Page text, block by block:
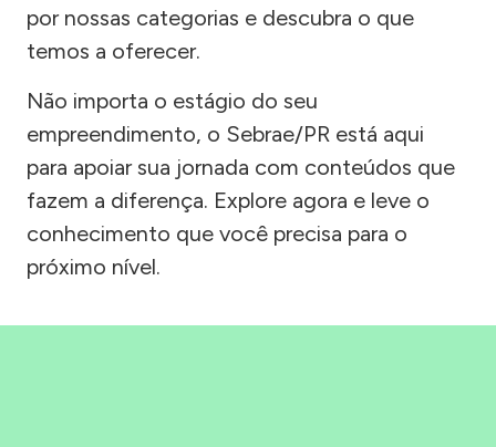
por nossas categorias e descubra o que
temos a oferecer.
Não importa o estágio do seu
empreendimento, o Sebrae/PR está aqui
para apoiar sua jornada com conteúdos que
fazem a diferença. Explore agora e leve o
conhecimento que você precisa para o
próximo nível.